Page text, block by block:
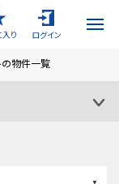
り
ログイン
物件一覧